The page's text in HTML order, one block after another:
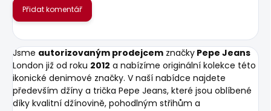
Přidat komentář
Jsme autorizovaným prodejcem značky Pepe Jeans
London již od roku 2012 a nabízíme originální kolekce této
ikonické denimové značky. V naší nabídce najdete
především džíny a trička Pepe Jeans, které jsou oblíbené
díky kvalitní džínovině, pohodlným střihům a